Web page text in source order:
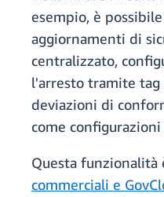
esempio, è
aggiornamenti di
centralizzato,
l'arresto tramite tag
deviazioni di
come
Questa
commerciali e